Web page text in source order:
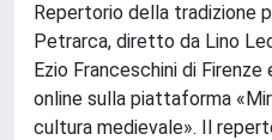
Repertorio della tradizione
Petrarca, diretto da Lino
Ezio Franceschini di
online sulla piattaforma
cultura medievale». Il